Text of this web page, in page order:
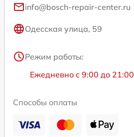
info@bosch-repair-center.ru
Одесская улица, 59
Режим работы:
Ежедневно с 9:00 до 21:00
Способы оплаты